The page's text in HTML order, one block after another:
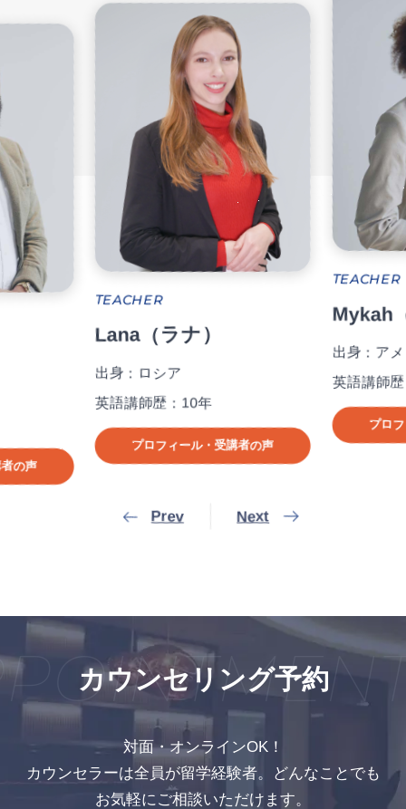
ロフィール・受講者の声
Mykah（マイカ）
英語講師歴：6年
プロフィール・受講者の声
Prev Next
カウンセリング予約
対面・オンラインOK！
カウンセラーは全員が留学経験者。どんなことでも
お気軽にご相談いただけます。